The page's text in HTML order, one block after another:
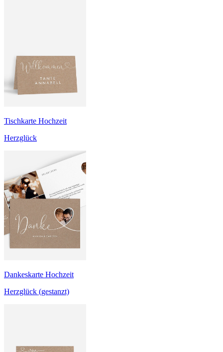
Tischkarte Hochzeit
Herzglück
Dankeskarte Hochzeit
Herzglück (gestanzt)